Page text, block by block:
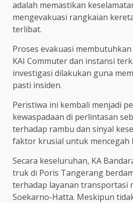
adalah memastikan
mengevakuasi rangkaian
terlibat.
Proses evakuasi
KAI Commuter dan instansi
investigasi dilakukan guna
pasti insiden.
Peristiwa ini kembali menjadi
kewaspadaan di perlintasan
terhadap rambu dan sinyal
faktor krusial untuk mencegah
Secara keseluruhan, KA
truk di Poris Tangerang
terhadap layanan transportasi
Soekarno-Hatta. Meskipun